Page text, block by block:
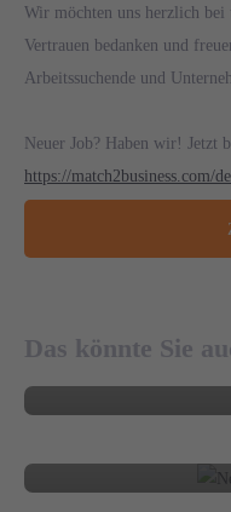
Wir möchten uns herzlich
Vertrauen bedanken und
Arbeitssuchende und
Neuer Job? Haben wir! Jetzt
https://match2business.com/
Das könnte Sie
länger
18.
16.